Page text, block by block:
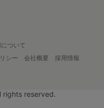
ついて
シー 会社概要
採用情報
rights reserved.